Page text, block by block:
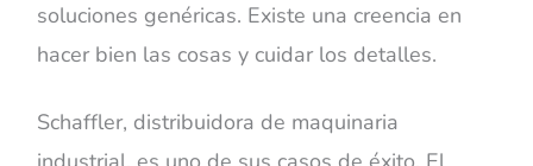
soluciones genéricas. Existe una creencia en
hacer bien las cosas y cuidar los detalles.
Schaffler, distribuidora de maquinaria